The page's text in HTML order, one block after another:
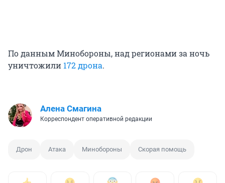
По данным Минобороны, над регионами за ночь
уничтожили 172 дрона.
Алена Смагина
Корреспондент оперативной редакции
Дрон Атака Минобороны Скорая помощь